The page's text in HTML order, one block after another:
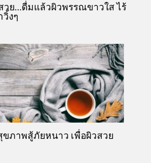
วย…ดื่มแล้วผิวพรรณขาวใส ไร้
วิ้งๆ
ขภาพสู้ภัยหนาว เพื่อผิวสวย